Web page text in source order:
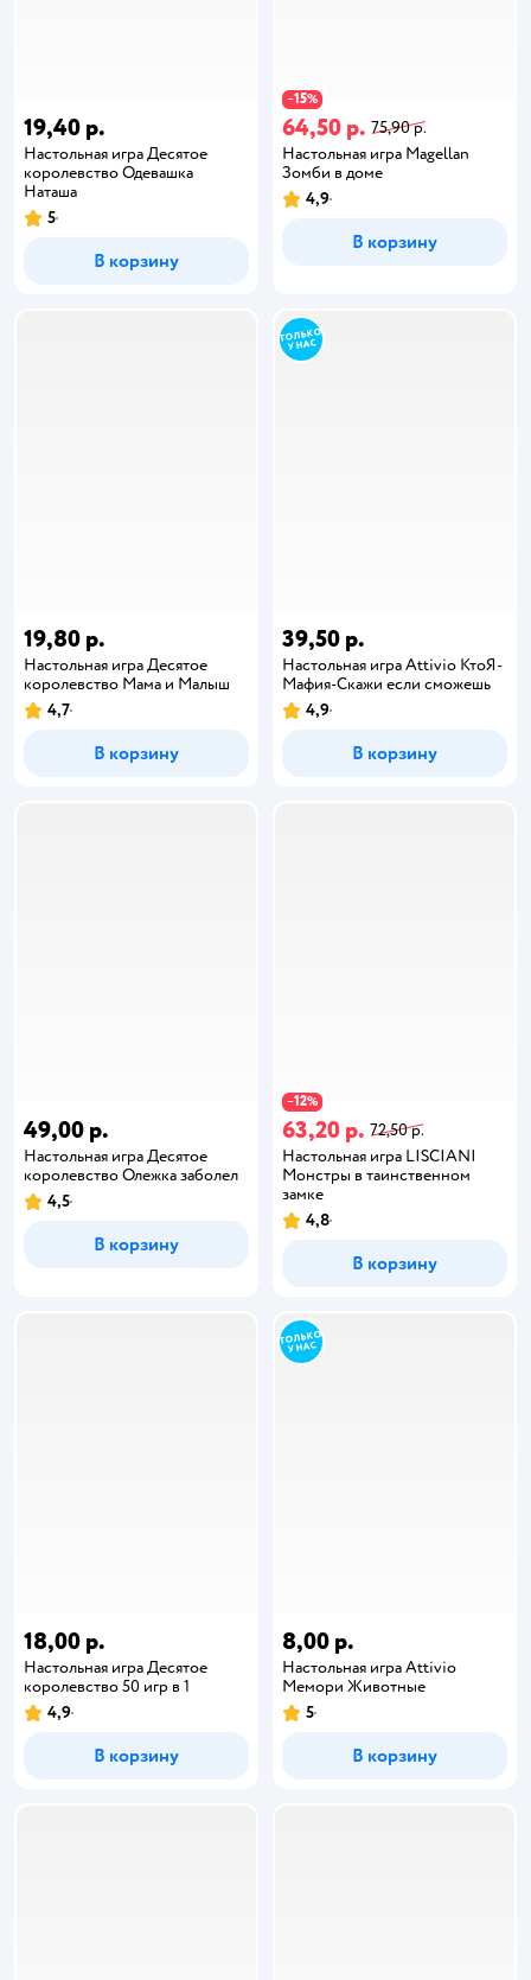
19,40 р.
Настольная игра Десятое
королевство Одевашка
Наташа
5
В корзину
−15%
64,50 р. 75,90 р.
Настольная игра Magellan
Зомби в доме
4,9
В корзину
19,80 р.
Настольная игра Десятое
королевство Мама и Малыш
4,7
В корзину
39,50 р.
Настольная игра Attivio КтоЯ-
Мафия-Скажи если сможешь
4,9
В корзину
49,00 р.
Настольная игра Десятое
королевство Олежка заболел
4,5
В корзину
−12%
63,20 р. 72,50 р.
Настольная игра LISCIANI
Монстры в таинственном
замке
4,8
В корзину
18,00 р.
Настольная игра Десятое
королевство 50 игр в 1
4,9
В корзину
8,00 р.
Настольная игра Attivio
Мемори Животные
5
В корзину